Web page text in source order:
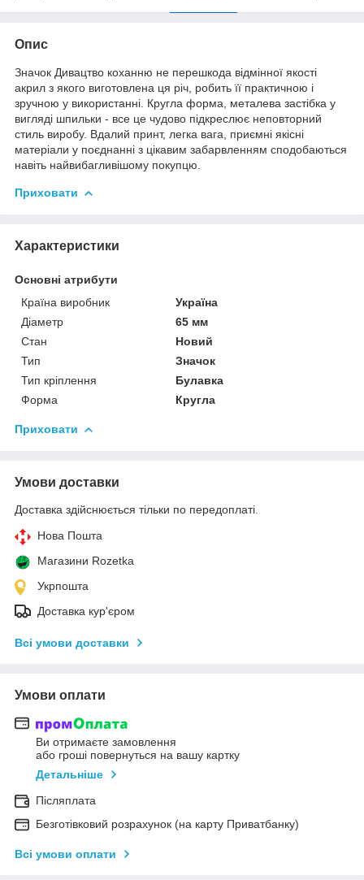
Опис
Значок Дивацтво коханню не перешкода відмінної якості
акрил з якого виготовлена ця річ, робить її практичною і
зручною у використанні. Кругла форма, металева застібка у
вигляді шпильки - все це чудово підкреслює неповторний
стиль виробу. Вдалий принт, легка вага, приємні якісні
матеріали у поєднанні з цікавим забарвленням сподобаються
навіть найвибагливішому покупцю.
Приховати
Характеристики
Основні атрибути
Країна виробник
Україна
Діаметр
65 мм
Стан
Новий
Тип
Значок
Тип кріплення
Булавка
Форма
Кругла
Приховати
Умови доставки
Доставка здійснюється тільки по передоплаті.
Нова Пошта
Магазини Rozetka
Укрпошта
Доставка кур'єром
Всі умови доставки
Умови оплати
Ви отримаєте замовлення
або гроші повернуться на вашу картку
Детальніше
Післяплата
Безготівковий розрахунок (на карту Приватбанку)
Всі умови оплати